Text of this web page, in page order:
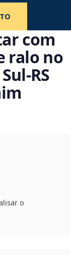
com
ralo no
o